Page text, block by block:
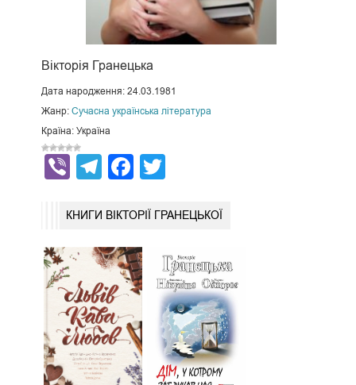
Вiкторiя Гранецька
Дата народження: 24.03.1981
Жанр: Сучасна українська література
Країна: Україна
ViberTelegram
Facebook
КНИГИ ВIКТОРIЇ ГРАНЕЦЬКОЇ